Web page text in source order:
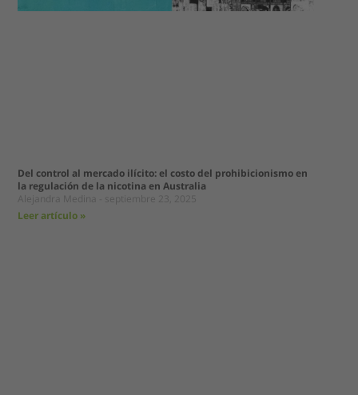
Del control al mercado ilícito: el costo del prohibicionismo en
la regulación de la nicotina en Australia
Alejandra Medina
septiembre 23, 2025
Leer artículo »